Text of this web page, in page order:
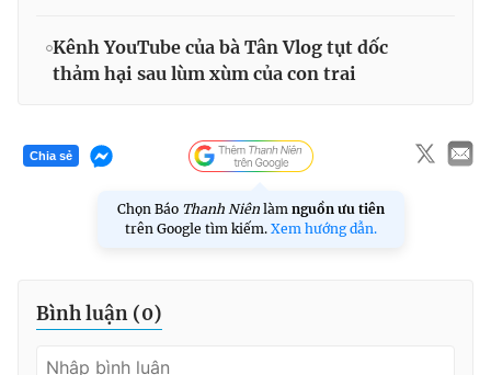
Kênh YouTube của bà Tân Vlog tụt dốc
thảm hại sau lùm xùm của con trai
Chia sẻ
Chọn Báo Thanh Niên làm nguồn ưu tiên
trên Google tìm kiếm. Xem hướng dẫn.
Bình luận (0)